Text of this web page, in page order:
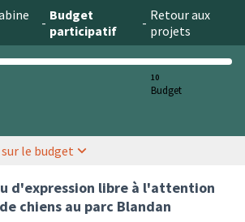
- Budget
participatif
- Retour aux
projets
10
Budget
le budget
d'expression libre à l'attention
chiens au parc Blandan